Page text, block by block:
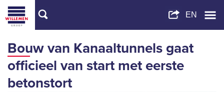
Bouw van Kanaaltunnels gaat
officieel van start met eerste
betonstort